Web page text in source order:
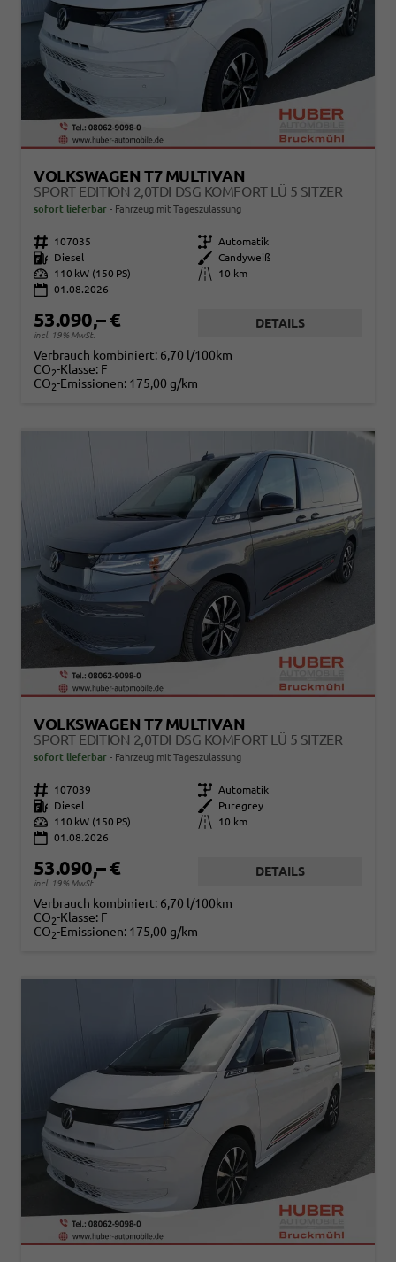
VOLKSWAGEN T7 MULTIVAN
SPORT EDITION 2,0TDI DSG KOMFORT LÜ 5 SITZER
sofort lieferbar Fahrzeug mit Tageszulassung
Fahrzeugnr. 107035 Getriebe Automatik
Kraftstoff
Diesel Außenfarbe
Candyweiß
Leistung
110 kW (150 PS) Kilometerstand
10 km
01.08.2026
53.090,– €
incl. 19% MwSt.
DETAILS
Verbrauch kombiniert: 6,70 l/100km
CO2-Klasse: F
CO2-Emissionen: 175,00 g/km
VOLKSWAGEN T7 MULTIVAN
SPORT EDITION 2,0TDI DSG KOMFORT LÜ 5 SITZER
sofort lieferbar Fahrzeug mit Tageszulassung
Fahrzeugnr. 107039 Getriebe Automatik
Kraftstoff
Diesel Außenfarbe
Puregrey
Leistung
110 kW (150 PS) Kilometerstand
10 km
01.08.2026
53.090,– €
incl. 19% MwSt.
DETAILS
Verbrauch kombiniert: 6,70 l/100km
CO2-Klasse: F
CO2-Emissionen: 175,00 g/km